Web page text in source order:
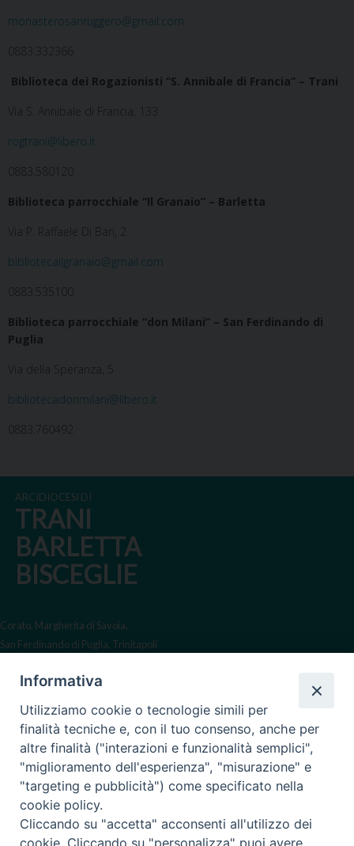
monasterosanruggero@gmail.com
0883.332366
Biblioteca dei Rogazionisti “S. Annibale di Francia” – Trani
Via S. Annibale di Francia, 133
rogtrani@libero.it
0883.580120
Biblioteca parrocchiale “Il Granaio” – Barletta
Via P. Raffaele Di Bari, 2
bibliotecailgranaio@gmail.com
0883.535100
Biblioteca parrocchiale “don Milani” – San Ferdinando di
Puglia
Via della Speranza, 5
bibliotecadonmilani@libero.it
0883.760492
ARCIDIOCESI DI
TRANI
BARLETTA
BISCEGLIE
Corato, Margherita di Savoia,
San Ferdinando di Puglia, Trinitapoli
Sede arcivescovile suffraganea
Regione ecclesiastica Puglia
Via Beltrani, 9
76125 Trani BT
Centralino Tel. 0883 494211
Cancelleria Tel. 0883 494204
Informativa
Utilizziamo cookie o tecnologie simili per
finalità tecniche e, con il tuo consenso, anche per
altre finalità ("interazioni e funzionalità semplici",
"miglioramento dell'esperienza", "misurazione" e
"targeting e pubblicità") come specificato nella
cookie policy.
Cliccando su "accetta" acconsenti all'utilizzo dei